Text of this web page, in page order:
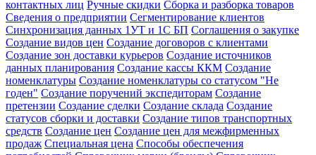
контактных лиц Ручные скидки Сборка и разборка товаров
Сведения о предприятии Сегментирование клиентов
Синхронизация данных 1УТ и 1С БП Соглашения о закупке
Создание видов цен Создание договоров с клиентами
Создание зон доставки курьеров Создание источников
данных планирования Создание кассы ККМ Создание
номенклатуры Создание номенклатуры со статусом "Не
годен" Создание поручений экспедиторам Создание
претензии Создание сделки Создание склада Создание
статусов сборки и доставки Создание типов транспортных
средств Создание цен Создание цен для межфирменных
продаж Специальная цена Способы обеспечения